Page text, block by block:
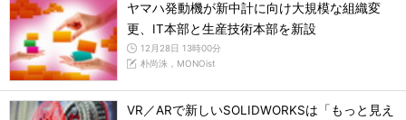
ヤマハ発動機が新中計に向け大規模な組織変
更、IT本部と生産技術本部を新設
12月28日 13時00分
朴尚洙，MONOist
VR／ARで新しいSOLIDWORKSは「もっと見え